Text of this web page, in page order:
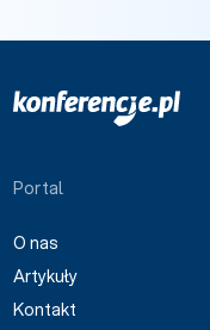
Portal
O nas
Artykuły
Kontakt